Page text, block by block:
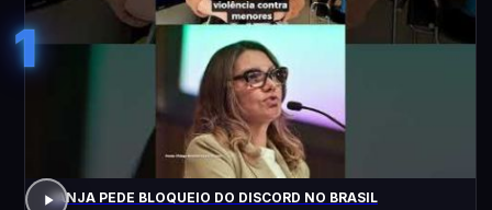
1
JANJA PEDE BLOQUEIO DO DISCORD NO BRASIL